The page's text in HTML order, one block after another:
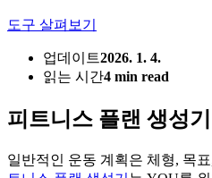
도구 살펴보기
업데이트2026. 1. 4.
읽는 시간4 min read
피트니스 플랜 생성
일반적인 운동 계획은 체형, 목